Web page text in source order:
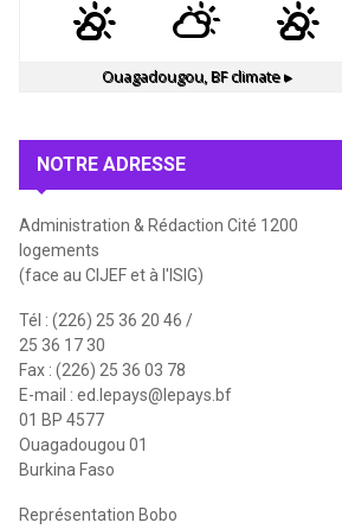
Ouagadougou, BFclimate ▸
NOTRE ADRESSE
Administration & Rédaction Cité 1200
logements
(face au CIJEF et à l'ISIG)
Tél : (226) 25 36 20 46 /
25 36 17 30
Fax : (226) 25 36 03 78
E-mail : ed.lepays@lepays.bf
01 BP 4577
Ouagadougou 01
Burkina Faso
Représentation Bobo